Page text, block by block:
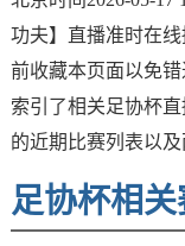
功夫】直播准时在
前收藏本页面以免
索引了相关足协杯
的近期比赛列表以及
足协杯相